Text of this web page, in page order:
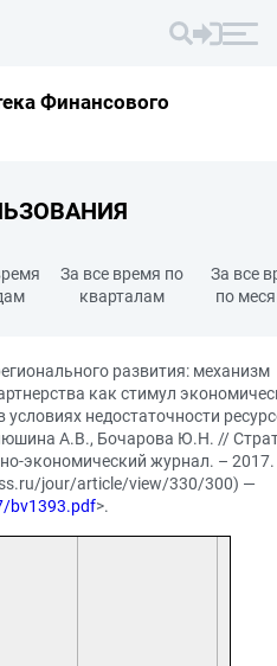
Финансового
За все время по
кварталам
За все
по
развития: механизм
как стимул
недостаточности
А.В., Бочарова Ю.Н. //
экономический журнал. –
jour/article/view/330/300) —
bv1393.pdf>.